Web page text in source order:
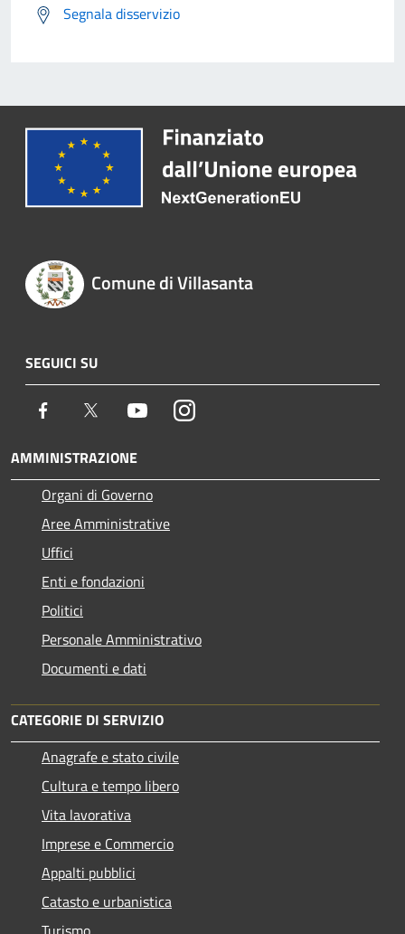
Segnala disservizio
Comune di Villasanta
SEGUICI SU
Facebook Twitter YoutubeInstagram
AMMINISTRAZIONE
Organi di Governo
Aree Amministrative
Uffici
Enti e fondazioni
Politici
Personale Amministrativo
Documenti e dati
CATEGORIE DI SERVIZIO
Anagrafe e stato civile
Cultura e tempo libero
Vita lavorativa
Imprese e Commercio
Appalti pubblici
Catasto e urbanistica